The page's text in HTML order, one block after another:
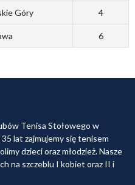
Góry 4
6
Tenisa Stołowego w
lat zajmujemy się tenisem
dzieci oraz młodzież. Nasze
na szczeblu I kobiet oraz II i